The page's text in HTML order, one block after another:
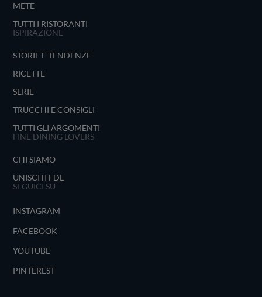
METE
TUTTI I RISTORANTI
ISPIRAZIONE
STORIE E TENDENZE
RICETTE
SERIE
TRUCCHI E CONSIGLI
TUTTI GLI ARGOMENTI
FINE DINING LOVERS
CHI SIAMO
UNISCITI FDL
SEGUICI SU
INSTAGRAM
FACEBOOK
YOUTUBE
PINTEREST